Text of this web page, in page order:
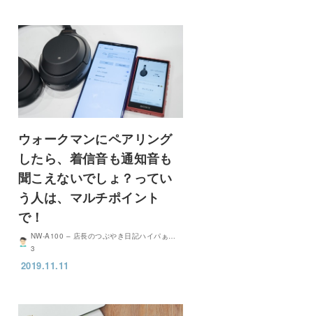
ウォークマンにペアリング
したら、着信音も通知音も
聞こえないでしょ？ってい
う人は、マルチポイント
で！
NW-A100 – 店長のつぶやき日記ハイパぁ…
3
2019.11.11